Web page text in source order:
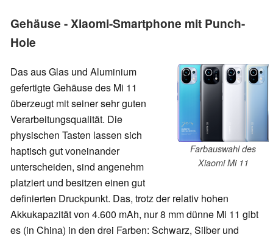
Gehäuse - Xiaomi-Smartphone mit Punch-
Hole
Farbauswahl des
Xiaomi Mi 11
Das aus Glas und Aluminium
gefertigte Gehäuse des Mi 11
überzeugt mit seiner sehr guten
Verarbeitungsqualität. Die
physischen Tasten lassen sich
haptisch gut voneinander
unterscheiden, sind angenehm
platziert und besitzen einen gut
definierten Druckpunkt. Das, trotz der relativ hohen
Akkukapazität von 4.600 mAh, nur 8 mm dünne Mi 11 gibt
es (in China) in den drei Farben: Schwarz, Silber und